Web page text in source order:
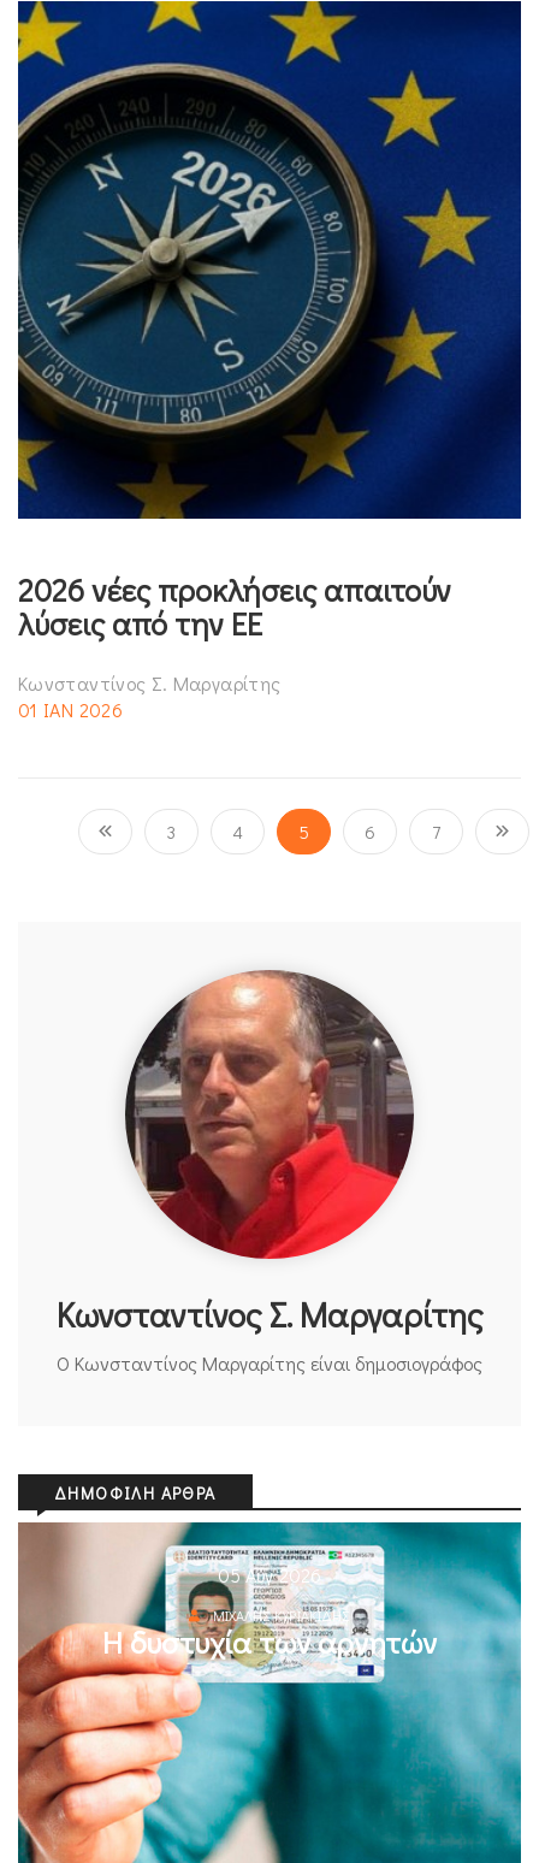
2026 νέες προκλήσεις απαιτούν
λύσεις από την ΕΕ
Κωνσταντίνος Σ. Μαργαρίτης
01 ΙΑΝ 2026
3 4 5 6 7
Κωνσταντίνος Σ. Μαργαρίτης
Ο Κωνσταντίνος Μαργαρίτης είναι δημοσιογράφος
ΔΗΜΟΦΙΛΉ ΆΡΘΡΑ
05 Αυγ 2026
ΜΙΧΆΛΗΣ ΚΥΡΙΑΚΊΔΗΣ
Η δυστυχία των αρνητών